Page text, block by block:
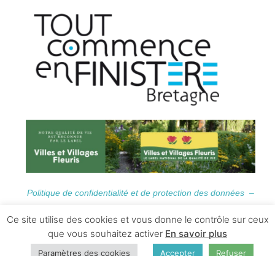
Politique de confidentialité et de protection des données –
Informations Légales
Ce site utilise des cookies et vous donne le contrôle sur ceux
que vous souhaitez activer En savoir plus
Paramètres des cookies Accepter Refuser